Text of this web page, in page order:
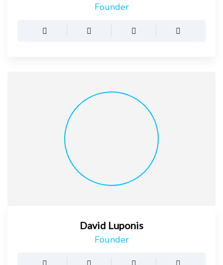
Founder
David Luponis
Founder